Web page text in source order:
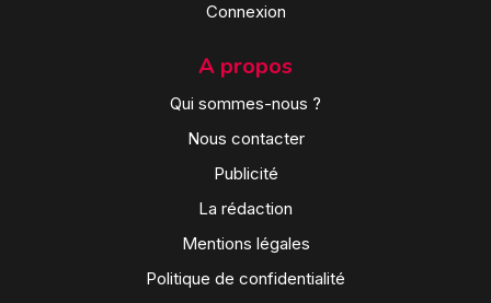
Connexion
A propos
Qui sommes-nous ?
Nous contacter
Publicité
La rédaction
Mentions légales
Politique de confidentialité